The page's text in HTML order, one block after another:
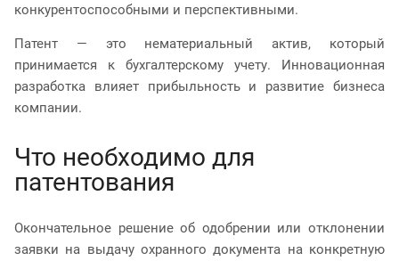
конкурентоспособными и перспективными.
Патент — это нематериальный актив, который
принимается к бухгалтерскому учету. Инновационная
разработка влияет прибыльность и развитие бизнеса
компании.
Что необходимо для
патентования
Окончательное решение об одобрении или отклонении
заявки на выдачу охранного документа на конкретную